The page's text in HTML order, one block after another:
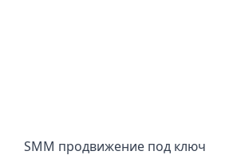
SMM продвижение под ключ